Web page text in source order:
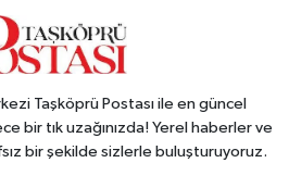
Taşköprü Postası ile en güncel
bir tık uzağınızda! Yerel haberler ve
bir şekilde sizlerle buluşturuyoruz.